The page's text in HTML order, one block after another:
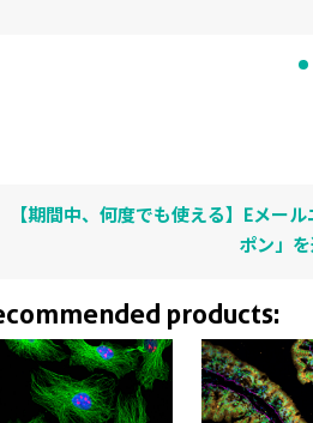
【期間中、何度でも使える】Eメー
ポン」
products: